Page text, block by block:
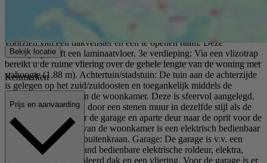
wasmachine als –droger, een Vaillant HR CW5-ketel (bj. 2018), een
Itho wtw-installatie en veel bergruimte. De berging is eventueel om
te bouwen tot tweede badkamer. De twee slaapkamers zijn beide
voorzien van een dakvenster en een te openen raam. Deze
verdieping heeft een laminaatvloer. 3e verdieping: Via een vlizotrap
bereikt u de ruime vliering over de gehele lengte van de woning met
stahoogte (1.88 m). Achtertuin/stadstuin: De tuin aan de achterzijde
is gelegen op het zuid/zuidoosten en toegankelijk middels de
openslaande deuren in de woonkamer. Deze is sfeervol aangelegd.
Het is deels omgeven door een stenen muur in dezelfde stijl als de
woning met deur naar de garage en aparte deur naar de oprit voor de
garage. Aan de kant van de woonkamer is een elektrisch bedienbaar
zonnescherm en een buitenkraan. Garage: De garage is v.v. een
loopdeur, een op afstand bedienbare elektrische roldeur, elektra,
airconditioning, geïsoleerd dak en een vliering. Voor de garage is er
Bekijk locatie
Kenmerken
Prijs en aanvaarding